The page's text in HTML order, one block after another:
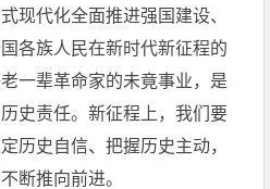
现代化全面推进强国建设、
各族人民在新时代新征程的
一辈革命家的未竟事业，是
史责任。新征程上，我们要
历史自信、把握历史主动，
断推向前进。